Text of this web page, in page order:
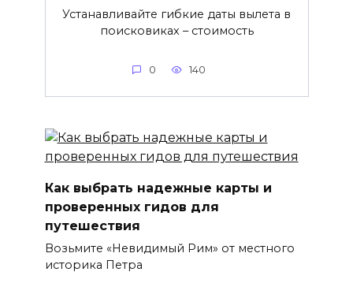
Устанавливайте гибкие даты вылета в
поисковиках – стоимость
0 140
Как выбрать надежные карты и
проверенных гидов для
путешествия
Возьмите «Невидимый Рим» от местного
историка Петра